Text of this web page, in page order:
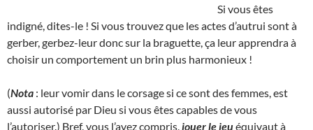
Si vous êtes
indigné, dites-le ! Si vous trouvez que les actes d’autrui sont à
gerber, gerbez-leur donc sur la braguette, ça leur apprendra à
choisir un comportement un brin plus harmonieux !
(Nota : leur vomir dans le corsage si ce sont des femmes, est
aussi autorisé par Dieu si vous êtes capables de vous
l’autoriser.) Bref, vous l’avez compris, jouer le jeuéquivaut à